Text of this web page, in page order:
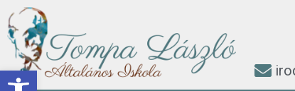
Eszköztár megnyitása